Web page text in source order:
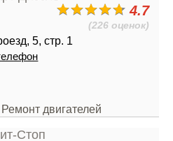
4.7
(226 оценок)
5, стр. 1
двигателей